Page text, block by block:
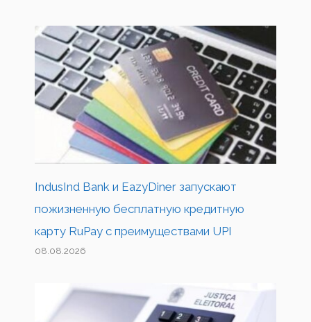
IndusInd Bank и EazyDiner запускают
пожизненную бесплатную кредитную
карту RuPay с преимуществами UPI
08.08.2026